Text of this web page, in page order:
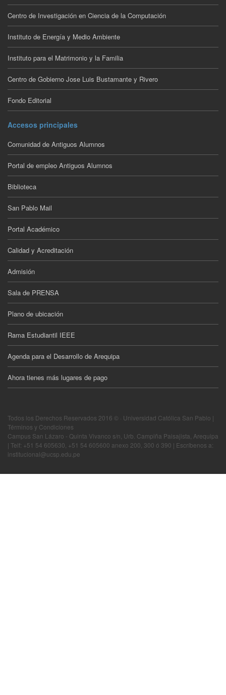
Centro de Investigación en Ciencia de la Computación
Instituto de Energía y Medio Ambiente
Instituto para el Matrimonio y la Familia
Centro de Gobierno Jose Luis Bustamante y Rivero
Fondo Editorial
Accesos principales
Comunidad de Antiguos Alumnos
Portal de empleo Antiguos Alumnos
Biblioteca
San Pablo Mail
Portal Académico
Calidad y Acreditación
Admisión
Sala de PRENSA
Plano de ubicación
Rama Estudiantil IEEE
Agenda para el Desarrollo de Arequipa
Ahora tienes más lugares de pago
Todos los Derechos Reservados 2016 © · Universidad Católica San Pablo |
Términos y Condiciones
Campus San Lázaro - Quinta Vivanco s/n, Urb. Campiña Paisajista, Arequipa
| Telf: +51 54 605630, +51 54 605600 anexo 200, 300 ó 390 | Escríbenos a:
institucional@ucsp.edu.pe